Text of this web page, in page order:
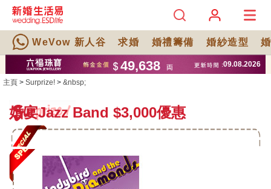
WeVow 新人谷 求婚 婚禮籌備 婚紗造型
主頁 > Surprize! > &nbsp;
婚宴Jazz Band $3,000優惠